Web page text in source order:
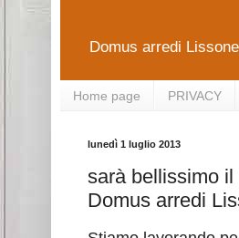
Domus arredi
Home page PRIVACY
lunedì 1 luglio 2013
sarà bellissimo
Domus arredi